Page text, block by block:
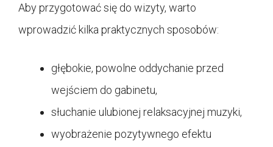
Aby przygotować się do wizyty, warto
wprowadzić kilka praktycznych sposobów:
głębokie, powolne oddychanie przed
wejściem do gabinetu,
słuchanie ulubionej relaksacyjnej muzyki,
wyobrażenie pozytywnego efektu